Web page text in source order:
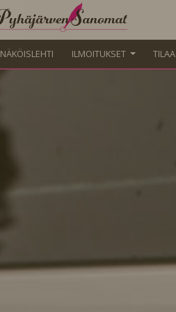
NÄKÖISLEHTI ILMOITUKSET